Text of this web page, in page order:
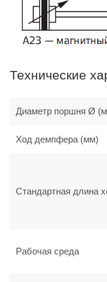
Технические
Диаметр поршня Ø
Ход демпфера (мм)
Стандартная длина
Рабочая среда